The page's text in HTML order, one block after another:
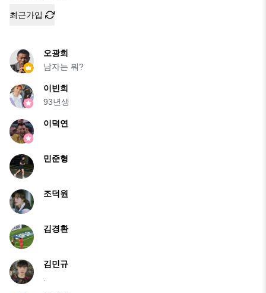
최근가입
오광희
남자는 뭐?
이빈희
93년생
이덕연
민준형
조덕원
김경환
김민규